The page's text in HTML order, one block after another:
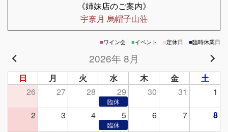
《姉妹店のご案内》
宇奈月 烏帽子山荘
■ワイン会 ■イベント ■定休日 ■臨時休業日
2026年 8月
日 月 火 水 木 金
土
26
27 28 29 30 31
1
2
3 4 5 6 7
8